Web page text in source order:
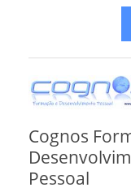
Cognos
Pessoal